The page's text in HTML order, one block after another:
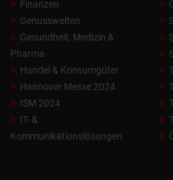
Finanzen
Genusswelten
Gesundheit, Medizin &
Pharma
Handel & Konsumgüter
Hannover Messe 2024
ISM 2024
IT- &
Kommunikationslösungen